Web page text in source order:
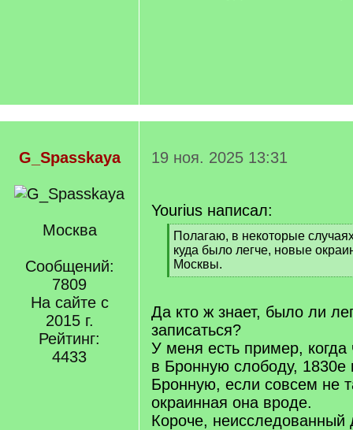
G_Spasskaya
Москва
Сообщений:
7809
На сайте с
2015 г.
Рейтинг:
4433
19 ноя. 2025 13:31
Yourius написал:
[
q
]
Полагаю, в некоторые
куда было легче, новые
Москвы.
[
q
Да кто ж знает, было ли
записаться?
У меня есть пример, когда
в Бронную слободу, 1830е
Бронную, если совсем не
окраинная она вроде.
Короче, неисследованный